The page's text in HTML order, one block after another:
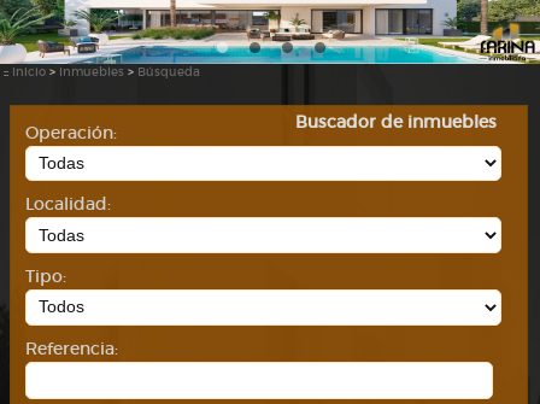
:: Inicio > Inmuebles > Búsqueda
Buscador de inmuebles
Operación:
Localidad:
Tipo:
Referencia: